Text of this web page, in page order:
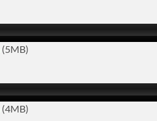
(5MB)
(4MB)